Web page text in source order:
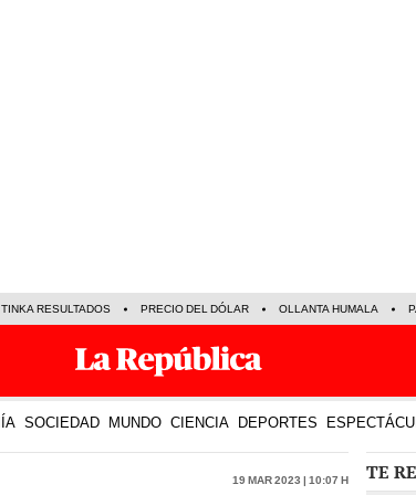
TINKA RESULTADOS PRECIO DEL DÓLAR OLLANTA HUMALA
TE